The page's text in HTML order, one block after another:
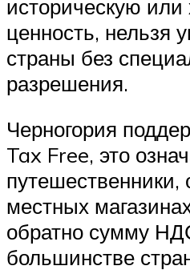
историческую
ценность, нельзя
страны без
разрешения.
Черногория
Tax Free, это
местных
обратно сумму
большинстве